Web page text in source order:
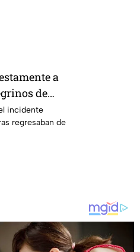
a
de
fueron
incidente
regresaban de